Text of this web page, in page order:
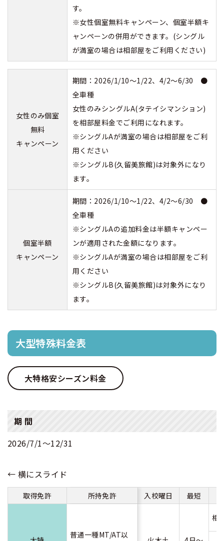
す。
※女性個室無料キャンペーン、個室半額キ
ャンペーンの併用ができます。(シングル
が満室の場合は相部屋をご利用ください)
女性のみ個室
無料
キャンペーン
期間：2026/1/10～1/22、4/2～6/30 ●
全車種
女性のみシングルA(タテイシマンション)
を相部屋料金でご利用になれます。
※シングルAが満室の場合は相部屋をご利
用ください
※シングルB(久留美旅館)は対象外になり
ます。
個室半額
キャンペーン
期間：2026/1/10～1/22、4/2～6/30 ●
全車種
※シングルAの追加料金は半額キャンペー
ンが適用された金額になります。
※シングルAが満室の場合は相部屋をご利
用ください
※シングルB(久留美旅館)は対象外になり
ます。
大型特殊料金表
大特格安シーズン料金
期 間
2026/7/1〜12/31
取得免許 所持免許 入校曜日 最短
普通一種MT/AT以
相